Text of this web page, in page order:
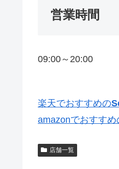
営業時間
09:00～20:00
楽天でおすすめの
amazonでおすすめ
店舗一覧